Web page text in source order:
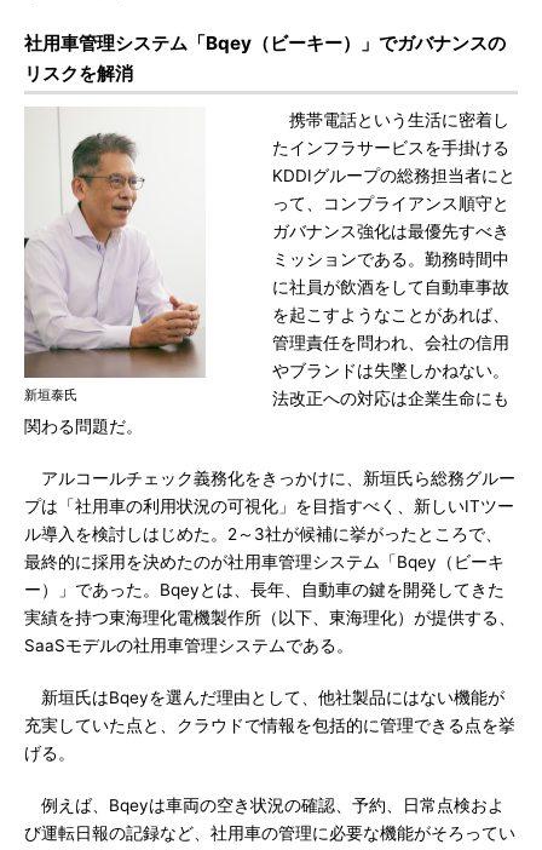
社用車管理システム「Bqey（ビーキー）」でガバナンスの
リスクを解消
新垣泰氏
携帯電話という生活に密着し
たインフラサービスを手掛ける
KDDIグループの総務担当者にと
って、コンプライアンス順守と
ガバナンス強化は最優先すべき
ミッションである。勤務時間中
に社員が飲酒をして自動車事故
を起こすようなことがあれば、
管理責任を問われ、会社の信用
やブランドは失墜しかねない。
法改正への対応は企業生命にも
関わる問題だ。
アルコールチェック義務化をきっかけに、新垣氏ら総務グルー
プは「社用車の利用状況の可視化」を目指すべく、新しいITツー
ル導入を検討しはじめた。2～3社が候補に挙がったところで、
最終的に採用を決めたのが社用車管理システム「Bqey（ビーキ
ー）」であった。Bqeyとは、長年、自動車の鍵を開発してきた
実績を持つ東海理化電機製作所（以下、東海理化）が提供する、
SaaSモデルの社用車管理システムである。
新垣氏はBqeyを選んだ理由として、他社製品にはない機能が
充実していた点と、クラウドで情報を包括的に管理できる点を挙
げる。
例えば、Bqeyは車両の空き状況の確認、予約、日常点検およ
び運転日報の記録など、社用車の管理に必要な機能がそろってい